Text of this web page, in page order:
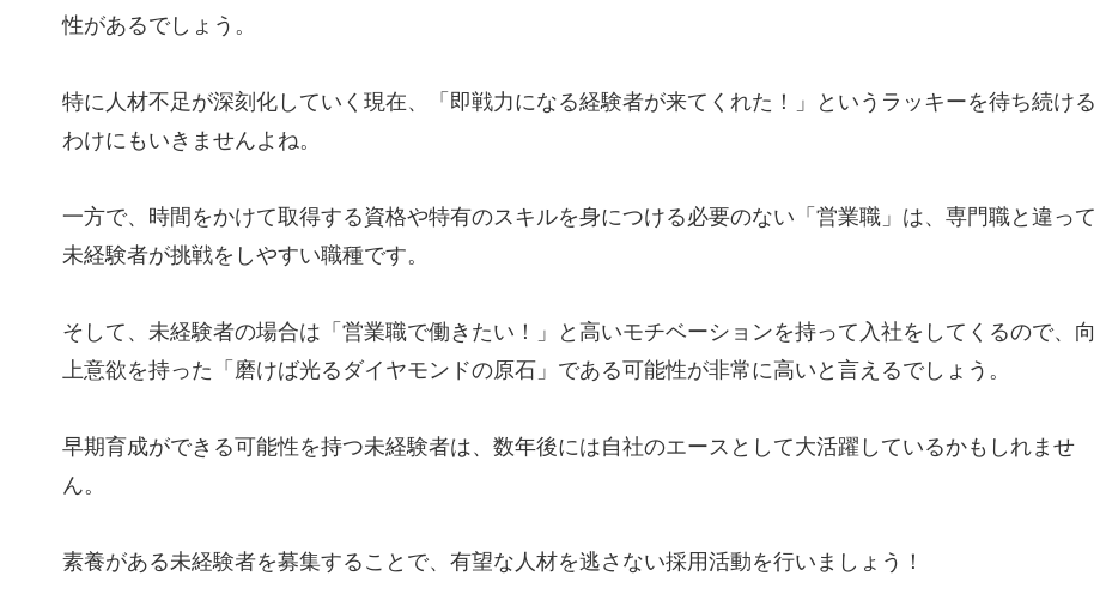
性があるでしょう。
特に人材不足が深刻化していく現在、「即戦力になる経験者が来てくれた！」というラッキーを待ち続ける
わけにもいきませんよね。
一方で、時間をかけて取得する資格や特有のスキルを身につける必要のない「営業職」は、専門職と違って
未経験者が挑戦をしやすい職種です。
そして、未経験者の場合は「営業職で働きたい！」と高いモチベーションを持って入社をしてくるので、向
上意欲を持った「磨けば光るダイヤモンドの原石」である可能性が非常に高いと言えるでしょう。
早期育成ができる可能性を持つ未経験者は、数年後には自社のエースとして大活躍しているかもしれませ
ん。
素養がある未経験者を募集することで、有望な人材を逃さない採用活動を行いましょう！